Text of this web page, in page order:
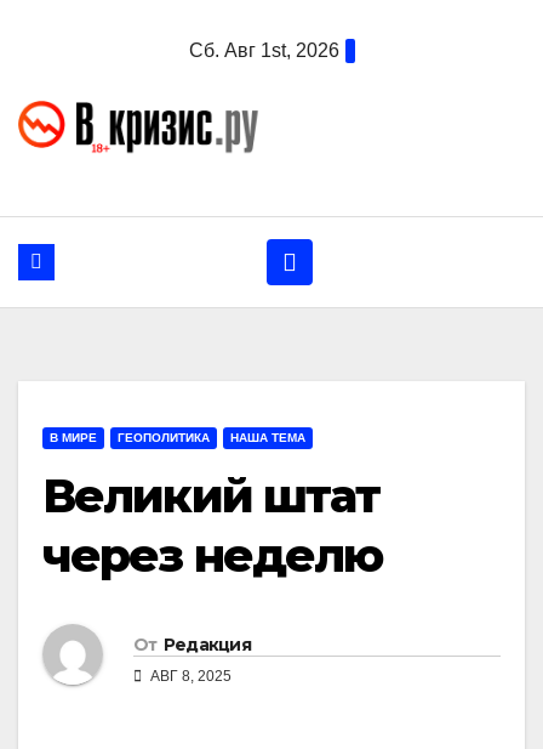
Сб. Авг 1st, 2026
В МИРЕ ГЕОПОЛИТИКА НАША ТЕМА
Великий штат
через неделю
От Редакция
АВГ 8, 2025